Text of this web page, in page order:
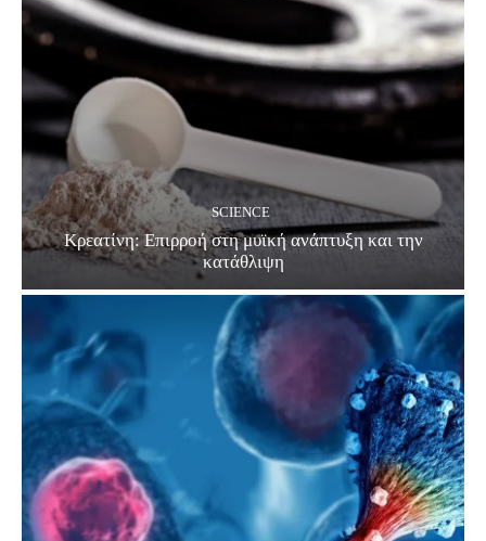
SCIENCE
Κρεατίνη: Επιρροή στη μυϊκή ανάπτυξη και την
κατάθλιψη